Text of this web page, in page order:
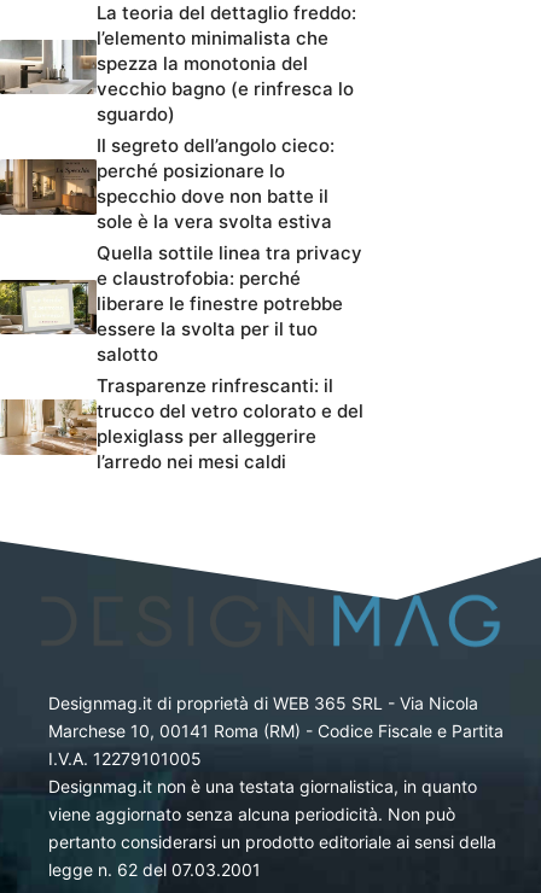
La teoria del dettaglio freddo:
l’elemento minimalista che
spezza la monotonia del
vecchio bagno (e rinfresca lo
sguardo)
Il segreto dell’angolo cieco:
perché posizionare lo
specchio dove non batte il
sole è la vera svolta estiva
Quella sottile linea tra privacy
e claustrofobia: perché
liberare le finestre potrebbe
essere la svolta per il tuo
salotto
Trasparenze rinfrescanti: il
trucco del vetro colorato e del
plexiglass per alleggerire
l’arredo nei mesi caldi
Designmag.it di proprietà di WEB 365 SRL - Via Nicola
Marchese 10, 00141 Roma (RM) - Codice Fiscale e Partita
I.V.A. 12279101005
Designmag.it non è una testata giornalistica, in quanto
viene aggiornato senza alcuna periodicità. Non può
pertanto considerarsi un prodotto editoriale ai sensi della
legge n. 62 del 07.03.2001